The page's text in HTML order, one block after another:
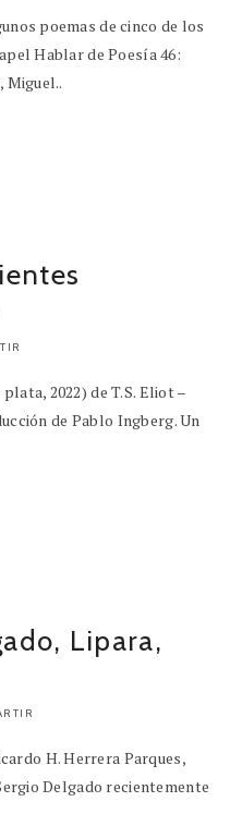
poemas de cinco de los
Hablar de Poesía 46:
Miguel..
2022) de T.S. Eliot –
de Pablo Ingberg. Un
Lipara,
H. Herrera Parques,
Delgado recientemente